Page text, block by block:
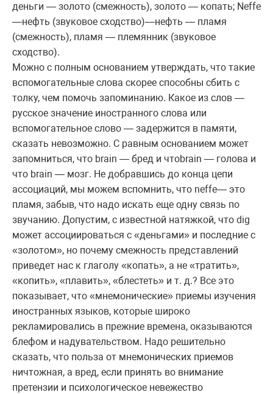
деньги — золото (смежность), золото — копать; Neffe
—нефть (звуковое сходство)—нефть — пламя
(смежность), пламя — племянник (звуковое
сходство).
Можно с полным основанием утверждать, что такие
вспомогательные слова скорее способны сбить с
толку, чем помочь запоминанию. Какое из слов —
русское значение иностранного слова или
вспомогательное слово — задержится в памяти,
сказать невозможно. С равным основанием может
запомниться, что brain — бред и чтоbrain — голова и
что brain — мозг. Не добравшись до конца цепи
ассоциаций, мы можем вспомнить, что neffe— это
пламя, забыв, что надо искать еще одну связь по
звучанию. Допустим, с известной натяжкой, что dig
может ассоциироваться с «деньгами» и последние с
«золотом», но почему смежность представлений
приведет нас к глаголу «копать», а не «тратить»,
«копить», «плавить», «блестеть» и т. д.? Все это
показывает, что «мнемонические» приемы изучения
иностранных языков, которые широко
рекламировались в прежние времена, оказываются
блефом и надувательством. Надо решительно
сказать, что польза от мнемонических приемов
ничтожная, а вред, если принять во внимание
претензии и психологическое невежество